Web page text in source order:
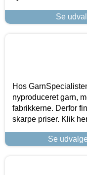
Se
Hos
nyproduceret garn,
fabrikkerne. Derfor
skarpe priser. Klik
Se